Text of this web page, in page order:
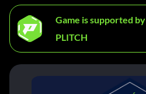
Game is supported by
PLITCH